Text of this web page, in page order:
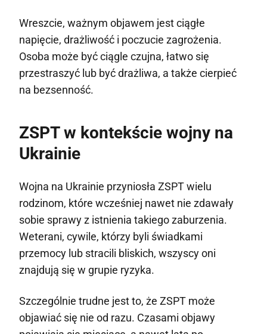
Wreszcie, ważnym objawem jest ciągłe
napięcie, drażliwość i poczucie zagrożenia.
Osoba może być ciągle czujna, łatwo się
przestraszyć lub być drażliwa, a także cierpieć
na bezsenność.
ZSPT w kontekście wojny na
Ukrainie
Wojna na Ukrainie przyniosła ZSPT wielu
rodzinom, które wcześniej nawet nie zdawały
sobie sprawy z istnienia takiego zaburzenia.
Weterani, cywile, którzy byli świadkami
przemocy lub stracili bliskich, wszyscy oni
znajdują się w grupie ryzyka.
Szczególnie trudne jest to, że ZSPT może
objawiać się nie od razu. Czasami objawy